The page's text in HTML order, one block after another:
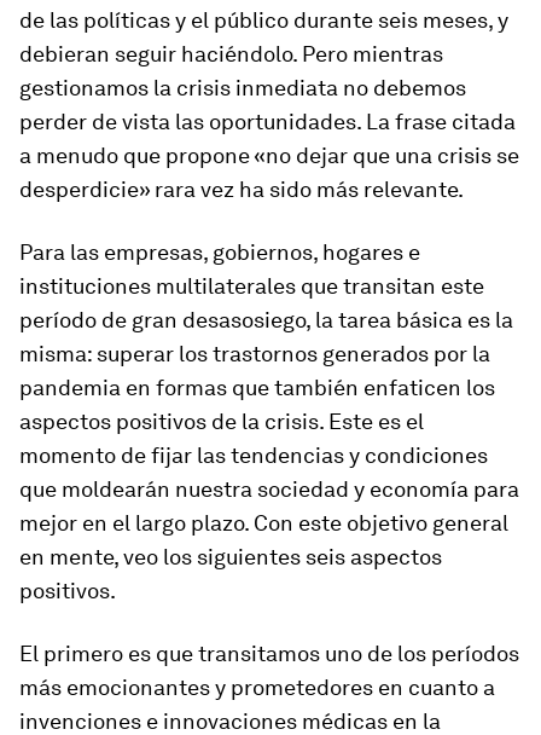
de las políticas y el público durante seis meses, y
debieran seguir haciéndolo. Pero mientras
gestionamos la crisis inmediata no debemos
perder de vista las oportunidades. La frase citada
a menudo que propone «no dejar que una crisis se
desperdicie» rara vez ha sido más relevante.
Para las empresas, gobiernos, hogares e
instituciones multilaterales que transitan este
período de gran desasosiego, la tarea básica es la
misma: superar los trastornos generados por la
pandemia en formas que también enfaticen los
aspectos positivos de la crisis. Este es el
momento de fijar las tendencias y condiciones
que moldearán nuestra sociedad y economía para
mejor en el largo plazo. Con este objetivo general
en mente, veo los siguientes seis aspectos
positivos.
El primero es que transitamos uno de los períodos
más emocionantes y prometedores en cuanto a
invenciones e innovaciones médicas en la